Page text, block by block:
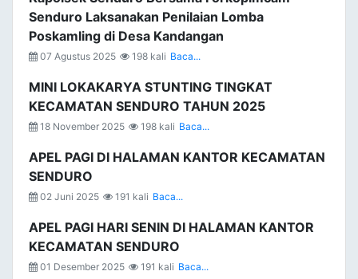
Senduro Laksanakan Penilaian Lomba
Poskamling di Desa Kandangan
07 Agustus 2025 198 kali Baca...
MINI LOKAKARYA STUNTING TINGKAT
KECAMATAN SENDURO TAHUN 2025
18 November 2025 198 kali Baca...
APEL PAGI DI HALAMAN KANTOR KECAMATAN
SENDURO
02 Juni 2025 191 kali Baca...
APEL PAGI HARI SENIN DI HALAMAN KANTOR
KECAMATAN SENDURO
01 Desember 2025 191 kali Baca...